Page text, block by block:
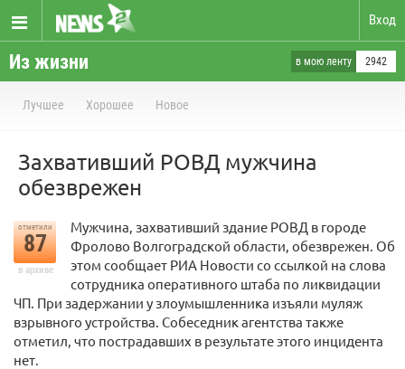
Вход
Из жизни в мою ленту 2942
Лучшее Хорошее Новое
Захвативший РОВД мужчина
обезврежен
отметили
87
в архиве
Мужчина, захвативший здание РОВД в городе
Фролово Волгоградской области, обезврежен. Об
этом сообщает РИА Новости со ссылкой на слова
сотрудника оперативного штаба по ликвидации
ЧП. При задержании у злоумышленника изъяли муляж
взрывного устройства. Собеседник агентства также
отметил, что пострадавших в результате этого инцидента
нет.